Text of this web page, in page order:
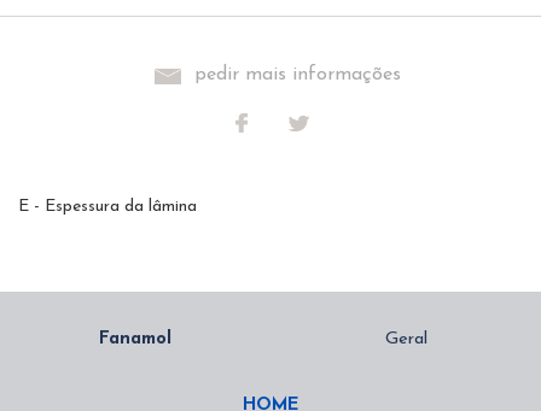
pedir mais informações
E - Espessura da lâmina
HOME